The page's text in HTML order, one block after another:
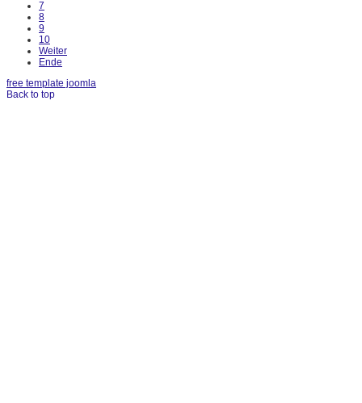
7
8
9
10
Weiter
Ende
free template joomla
Back to top